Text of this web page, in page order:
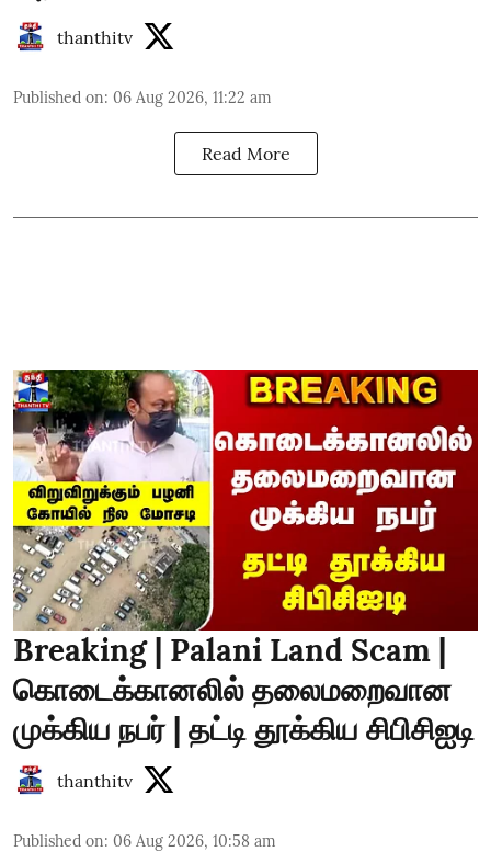
thanthitv
Published on: 06 Aug 2026, 11:22 am
Read More
Breaking | Palani Land Scam |
கொடைக்கானலில் தலைமறைவான
முக்கிய நபர் | தட்டி தூக்கிய சிபிசிஐடி
thanthitv
Published on: 06 Aug 2026, 10:58 am